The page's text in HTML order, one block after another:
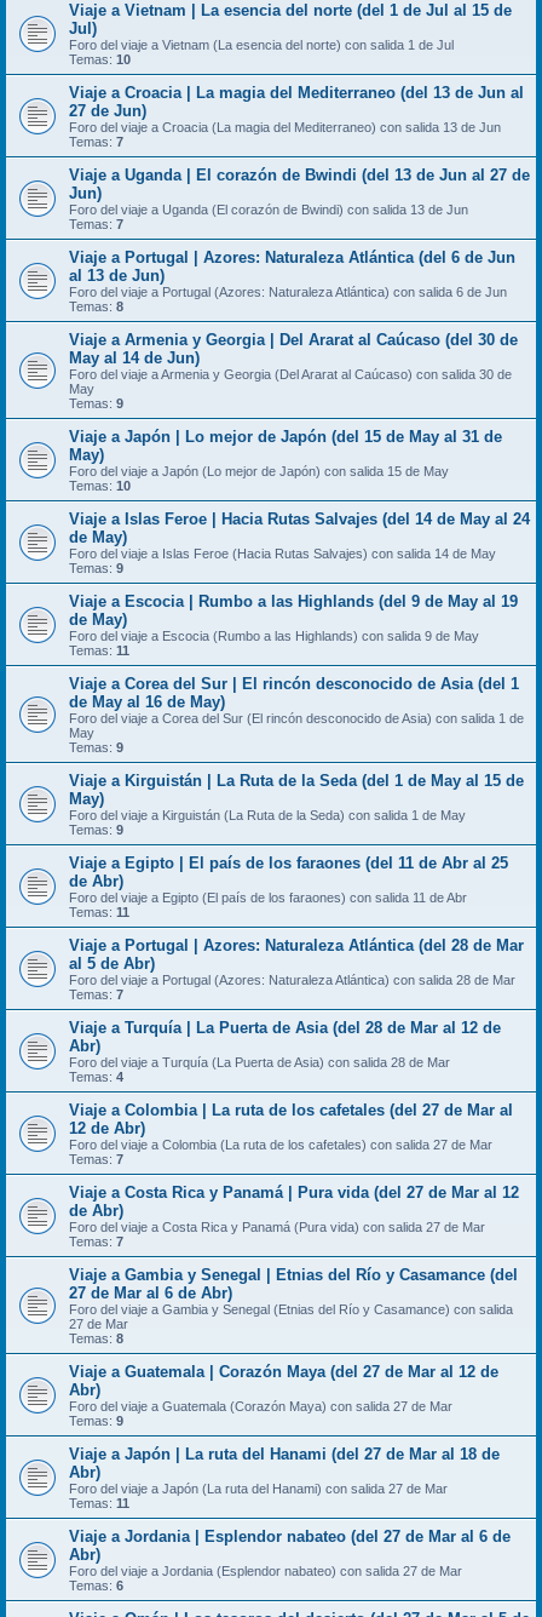
Viaje a Vietnam | La esencia del norte (del 1 de Jul al 15 de
Jul)
Foro del viaje a Vietnam (La esencia del norte) con salida 1 de Jul
Temas: 10
Viaje a Croacia | La magia del Mediterraneo (del 13 de Jun al
27 de Jun)
Foro del viaje a Croacia (La magia del Mediterraneo) con salida 13 de Jun
Temas: 7
Viaje a Uganda | El corazón de Bwindi (del 13 de Jun al 27 de
Jun)
Foro del viaje a Uganda (El corazón de Bwindi) con salida 13 de Jun
Temas: 7
Viaje a Portugal | Azores: Naturaleza Atlántica (del 6 de Jun
al 13 de Jun)
Foro del viaje a Portugal (Azores: Naturaleza Atlántica) con salida 6 de Jun
Temas: 8
Viaje a Armenia y Georgia | Del Ararat al Caúcaso (del 30 de
May al 14 de Jun)
Foro del viaje a Armenia y Georgia (Del Ararat al Caúcaso) con salida 30 de
May
Temas: 9
Viaje a Japón | Lo mejor de Japón (del 15 de May al 31 de
May)
Foro del viaje a Japón (Lo mejor de Japón) con salida 15 de May
Temas: 10
Viaje a Islas Feroe | Hacia Rutas Salvajes (del 14 de May al 24
de May)
Foro del viaje a Islas Feroe (Hacia Rutas Salvajes) con salida 14 de May
Temas: 9
Viaje a Escocia | Rumbo a las Highlands (del 9 de May al 19
de May)
Foro del viaje a Escocia (Rumbo a las Highlands) con salida 9 de May
Temas: 11
Viaje a Corea del Sur | El rincón desconocido de Asia (del 1
de May al 16 de May)
Foro del viaje a Corea del Sur (El rincón desconocido de Asia) con salida 1 de
May
Temas: 9
Viaje a Kirguistán | La Ruta de la Seda (del 1 de May al 15 de
May)
Foro del viaje a Kirguistán (La Ruta de la Seda) con salida 1 de May
Temas: 9
Viaje a Egipto | El país de los faraones (del 11 de Abr al 25
de Abr)
Foro del viaje a Egipto (El país de los faraones) con salida 11 de Abr
Temas: 11
Viaje a Portugal | Azores: Naturaleza Atlántica (del 28 de Mar
al 5 de Abr)
Foro del viaje a Portugal (Azores: Naturaleza Atlántica) con salida 28 de Mar
Temas: 7
Viaje a Turquía | La Puerta de Asia (del 28 de Mar al 12 de
Abr)
Foro del viaje a Turquía (La Puerta de Asia) con salida 28 de Mar
Temas: 4
Viaje a Colombia | La ruta de los cafetales (del 27 de Mar al
12 de Abr)
Foro del viaje a Colombia (La ruta de los cafetales) con salida 27 de Mar
Temas: 7
Viaje a Costa Rica y Panamá | Pura vida (del 27 de Mar al 12
de Abr)
Foro del viaje a Costa Rica y Panamá (Pura vida) con salida 27 de Mar
Temas: 7
Viaje a Gambia y Senegal | Etnias del Río y Casamance (del
27 de Mar al 6 de Abr)
Foro del viaje a Gambia y Senegal (Etnias del Río y Casamance) con salida
27 de Mar
Temas: 8
Viaje a Guatemala | Corazón Maya (del 27 de Mar al 12 de
Abr)
Foro del viaje a Guatemala (Corazón Maya) con salida 27 de Mar
Temas: 9
Viaje a Japón | La ruta del Hanami (del 27 de Mar al 18 de
Abr)
Foro del viaje a Japón (La ruta del Hanami) con salida 27 de Mar
Temas: 11
Viaje a Jordania | Esplendor nabateo (del 27 de Mar al 6 de
Abr)
Foro del viaje a Jordania (Esplendor nabateo) con salida 27 de Mar
Temas: 6